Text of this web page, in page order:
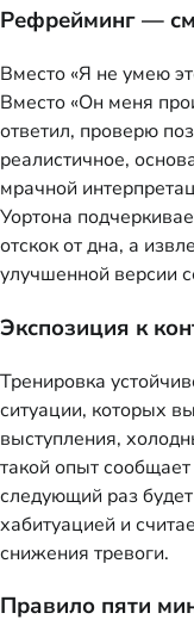
Рефрейминг —
Вместо «Я не умею
Вместо «Он меня
ответил, проверю
реалистичное,
мрачной
Уортона
отскок от дна, а
улучшенной версии
Экспозиция к
Тренировка
ситуации, которых
выступления,
такой опыт
следующий раз
хабитуацией и
снижения тревоги.
Правило пяти